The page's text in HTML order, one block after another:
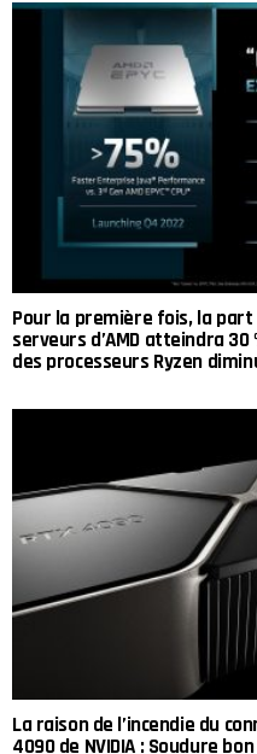
Pour la première fois, la
serveurs d’AMD atteindra
des processeurs Ryzen
La raison de l’incendie du
4090 de NVIDIA : Soudure